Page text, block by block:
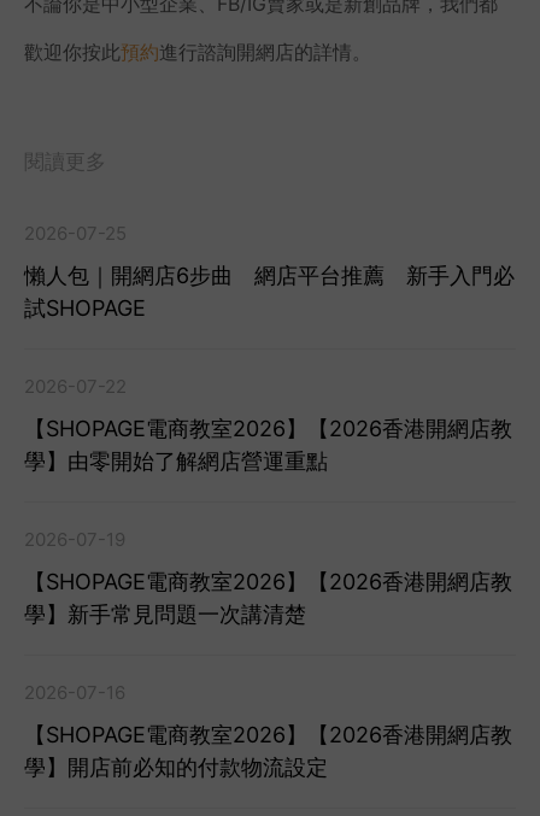
歡迎你按此預約進行諮詢開網店的詳情。
閱讀更多
2026-07-25
懶人包｜開網店6步曲 網店平台推薦 新手入門必
試SHOPAGE
2026-07-22
【SHOPAGE電商教室2026】【2026香港開網店教
學】由零開始了解網店營運重點
2026-07-19
【SHOPAGE電商教室2026】【2026香港開網店教
學】新手常見問題一次講清楚
2026-07-16
【SHOPAGE電商教室2026】【2026香港開網店教
學】開店前必知的付款物流設定